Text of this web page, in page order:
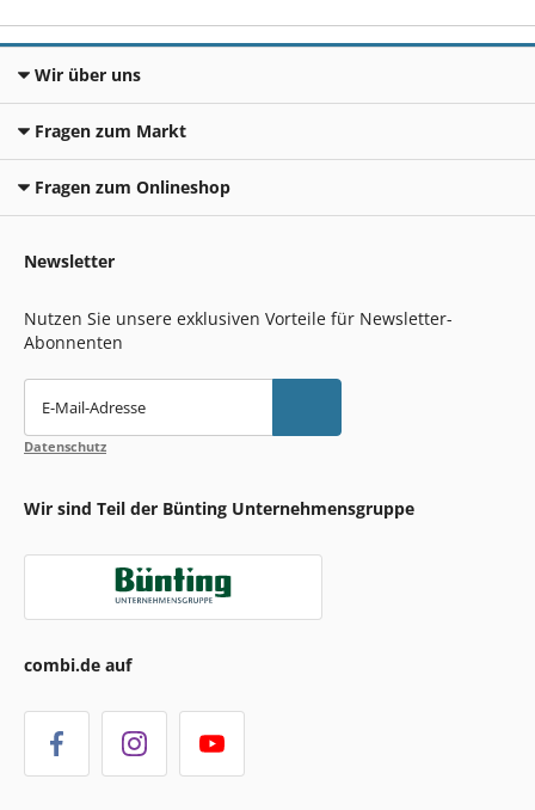
Wir über uns
Fragen zum Markt
Fragen zum Onlineshop
Newsletter
Nutzen Sie unsere exklusiven Vorteile für Newsletter-
Abonnenten
E-Mail-Adresse
Datenschutz
Wir sind Teil der Bünting Unternehmensgruppe
combi.de auf